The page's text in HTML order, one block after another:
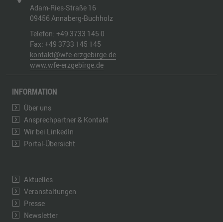
Adam-Ries-Straße 16
09456 Annaberg-Buchholz
Telefon: +49 3733 145 0
Fax: +49 3733 145 145
kontakt@wfe-erzgebirge.de
www.wfe-erzgebirge.de
INFORMATION
Über uns
Ansprechpartner & Kontakt
Wir bei LinkedIn
Portal-Übersicht
Aktuelles
Veranstaltungen
Presse
Newsletter